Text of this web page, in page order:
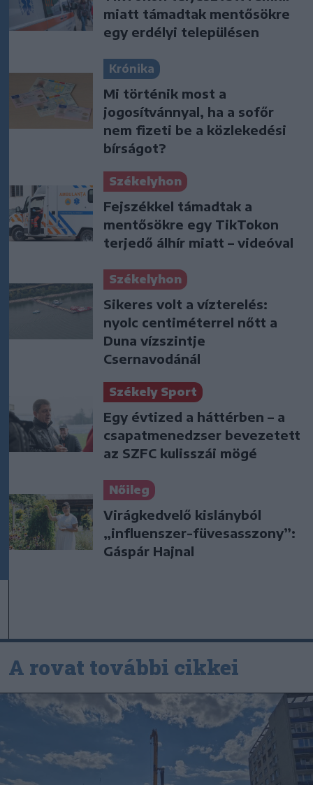
miatt támadtak mentősökre
egy erdélyi településen
Krónika
Mi történik most a
jogosítvánnyal, ha a sofőr
nem fizeti be a közlekedési
bírságot?
Székelyhon
Fejszékkel támadtak a
mentősökre egy TikTokon
terjedő álhír miatt – videóval
Székelyhon
Sikeres volt a vízterelés:
nyolc centiméterrel nőtt a
Duna vízszintje
Csernavodánál
Székely Sport
Egy évtized a háttérben – a
csapatmenedzser bevezetett
az SZFC kulisszái mögé
Nőileg
Virágkedvelő kislányból
„influenszer-füvesasszony”:
Gáspár Hajnal
A rovat további cikkei